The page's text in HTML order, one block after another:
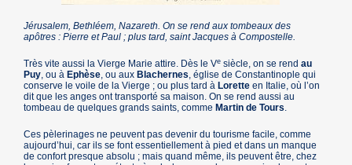
Jérusalem, Bethléem, Nazareth. On se rend aux tombeaux des
apôtres : Pierre et Paul ; plus tard, saint Jacques à Compostelle.
Très vite aussi la Vierge Marie attire. Dès le Ve siècle, on se rendau
Puy, ou à Ephèse, ou aux Blachernes, église de Constantinople qui
conserve le voile de la Vierge ; ou plus tard à Lorette en Italie, où l’on
dit que les anges ont transporté sa maison. On se rend aussi au
tombeau de quelques grands saints, comme Martin de Tours.
Ces pèlerinages ne peuvent pas devenir du tourisme facile, comme
aujourd’hui, car ils se font essentiellement à pied et dans un manque
de confort presque absolu ; mais quand même, ils peuvent être, chez